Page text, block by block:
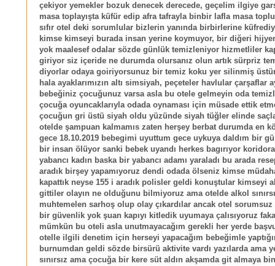
çekiyor yemekler bozuk denecek derecede, geçelim ilgiye
masa toplayışta küfür edip afra tafrayla binbir lafla masa
sıfır otel deki sorumlular bizlerin yanında birbirlerine
kimse kimseyi burada insan yerine koymuyor, bir diğeri
yok maalesef odalar sözde günlük temizleniyor hizmetliler
giriyor siz içeride ne durumda olursanız olun artık sürpriz
diyorlar odaya goiriyorsunuz bir temiz koku yer silinmiş
hala ayaklarımızın altı simsiyah, peçeteler havlular çarşaflar
bebeğiniz çocuğunuz varsa asla bu otele gelmeyin oda
çocuğa oyuncaklarıyla odada oynaması için müsade ettik
çocuğun gri üstü siyah oldu yüzünde siyah tüğler elinde
otelde şampuan kalmamıs zaten herşey berbat durumda en
gece 18.10.2019 bebegimi uyuttum gece uykuya daldım bir
bir insan ölüyor sanki bebek uyandı herkes bagırıyor
yabancı kadın baska bir yabancı adamı yaraladı bu arada
aradık birşey yapamıyoruz dendi odada ölseniz kimse
kapattık neyse 155 i aradık polisler geldi konuştular kimseyi
gittiler olayın ne olduğunu bilmiyoruz ama otelde alkol
muhtemelen sarhoş olup olay çıkardılar ancak otel
bir güvenlik yok şuan kapıyı kitledik uyumaya çalısıyoruz
mümkün bu oteli asla unutmayacağım gerekli her yerde
otelle ilgili denetim için herseyi yapacağım bebeğimle
burnumdan geldi sözde birsürü aktivite vardı yazılarda ama
sınırsız ama çocuğa bir kere süt aldın akşamda git almaya